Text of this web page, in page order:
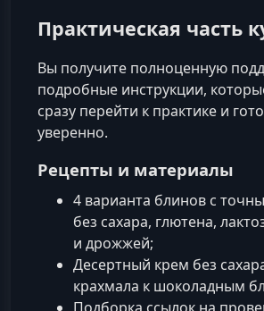
Практическая часть
Вы получите полноценную
подробные инструкции,
сразу перейти к практике и
уверенно.
Рецепты и материалы
4 варианта блинов с
без сахара, глютена,
и дрожжей;
Десертный крем без
крахмала к шоколадным